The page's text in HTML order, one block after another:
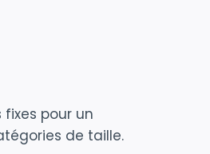
pour un
de taille.